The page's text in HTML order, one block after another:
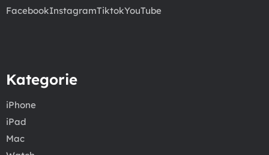
FacebookInstagramTiktokYouTube
Kategorie
iPhone
iPad
Mac